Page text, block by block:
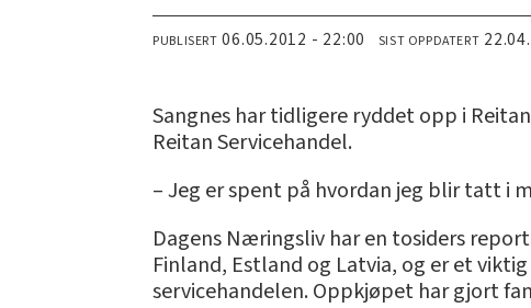
PUBLISERT 06.05.2012 - 22:00 SIST OPPDATERT
Sangnes har tidligere ryddet opp i
Reitan Servicehandel.
– Jeg er spent på hvordan jeg blir tatt i
Dagens Næringsliv har en tosiders
Finland, Estland og Latvia, og er et
servicehandelen. Oppkjøpet har gjort